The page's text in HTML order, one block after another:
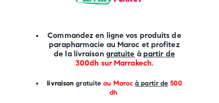
Commandez en ligne vos produits de
parapharmacie au Maroc et profitez
de la livraison gratuite à partir de
300dh sur Marrakech.
livraison gratuite au Maroc à partir de 500
dh